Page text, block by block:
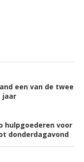
een van de twee
jaar
hulpgoederen voor
donderdagavond